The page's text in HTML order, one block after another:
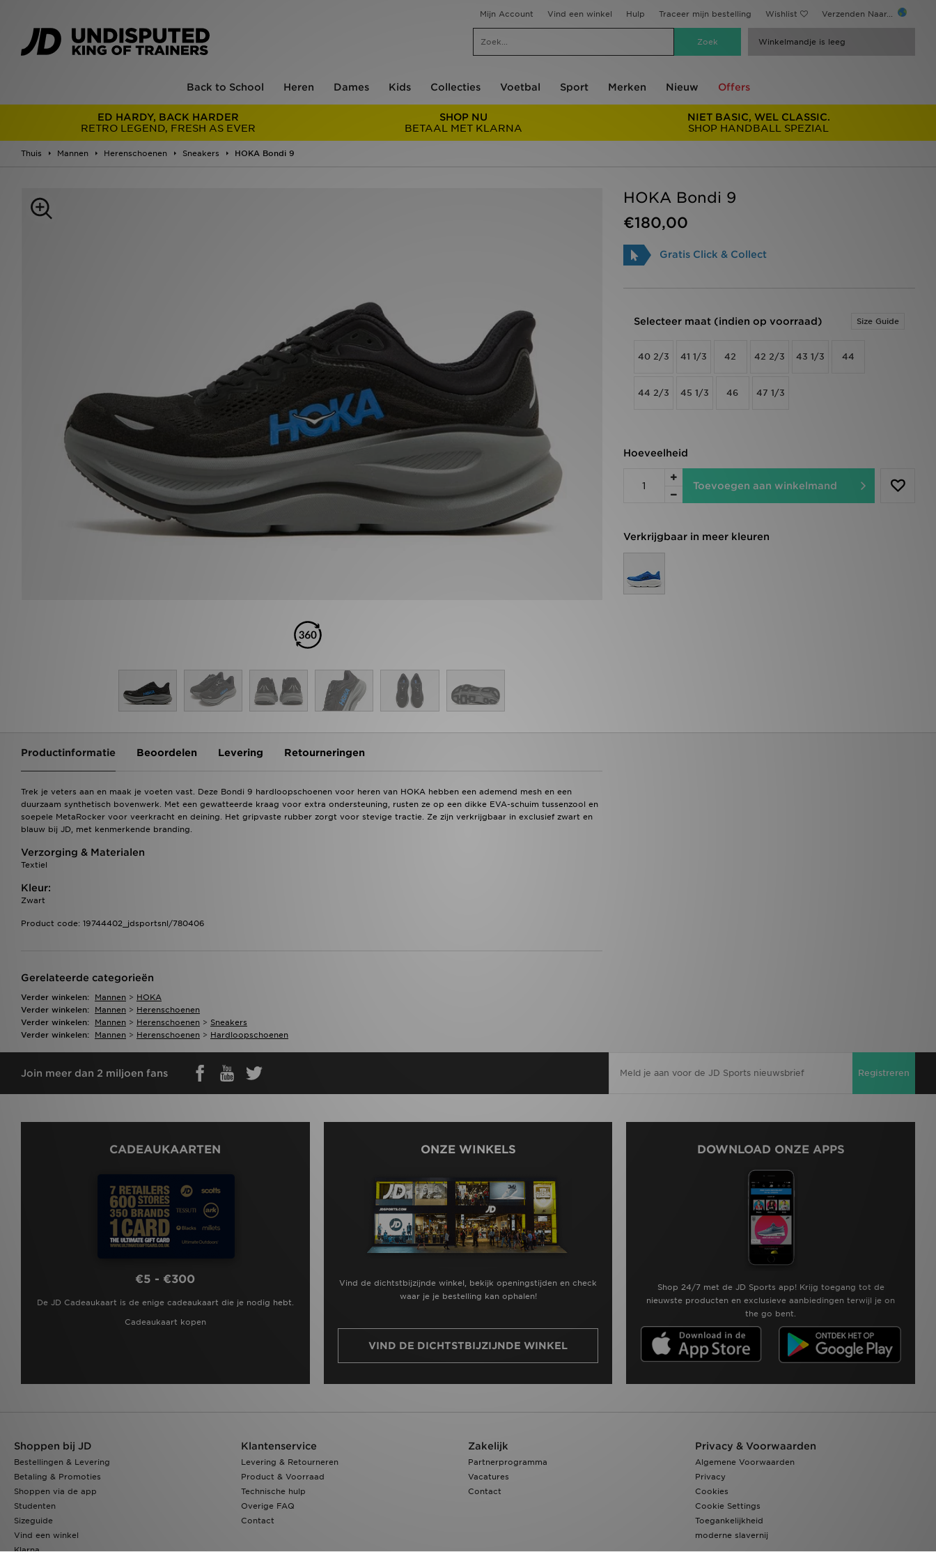
Mijn Account Vind een winkel Hulp Traceer mijn bestelling Wishlist Verzenden Naar...
Winkelmandje is leeg
Back to School Heren Dames Kids Collecties Voetbal Sport Merken Nieuw Offers
ED HARDY, BACK HARDER
RETRO LEGEND, FRESH AS EVER
SHOP NU
BETAAL MET KLARNA
NIET BASIC, WEL CLASSIC.
SHOP HANDBALL SPEZIAL
Thuis Mannen Herenschoenen Sneakers HOKA Bondi 9
HOKA Bondi 9
€180,00
Gratis Click & Collect
Selecteer maat (indien op voorraad) Size Guide
40 2/3 41 1/3 42 42 2/3 43 1/3 44
44 2/3 45 1/3 46 47 1/3
Hoeveelheid
Toevoegen aan winkelmand
Verkrijgbaar in meer kleuren
Productinformatie Beoordelen Levering Retourneringen
Trek je veters aan en maak je voeten vast. Deze Bondi 9 hardloopschoenen voor heren van HOKA hebben een ademend mesh en een
duurzaam synthetisch bovenwerk. Met een gewatteerde kraag voor extra ondersteuning, rusten ze op een dikke EVA-schuim tussenzool en
soepele MetaRocker voor veerkracht en deining. Het gripvaste rubber zorgt voor stevige tractie. Ze zijn verkrijgbaar in exclusief zwart en
blauw bij JD, met kenmerkende branding.
Verzorging & Materialen
Textiel
Kleur:
Zwart
Product code: 19744402_jdsportsnl/780406
Gerelateerde categorieën
Verder winkelen: Mannen > HOKA
Verder winkelen:
Mannen > Herenschoenen
Verder winkelen:
Mannen > Herenschoenen > Sneakers
Verder winkelen:
Mannen > Herenschoenen > Hardloopschoenen
Join meer dan 2 miljoen fans Registreren
CADEAUKAARTEN
€5 - €300
De JD Cadeaukaart is de enige cadeaukaart die je nodig hebt.
Cadeaukaart kopen
ONZE WINKELS
Vind de dichtstbijzijnde winkel, bekijk openingstijden en check
waar je je bestelling kan ophalen!
VIND DE DICHTSTBIJZIJNDE WINKEL
DOWNLOAD ONZE APPS
Shop 24/7 met de JD Sports app! Krijg toegang tot de
nieuwste producten en exclusieve aanbiedingen terwijl je on
the go bent.
Shoppen bij JD
Bestellingen & Levering
Betaling & Promoties
Shoppen via de app
Studenten
Sizeguide
Vind een winkel
Klarna
Klantenservice
Levering & Retourneren
Product & Voorraad
Technische hulp
Overige FAQ
Contact
Zakelijk
Partnerprogramma
Vacatures
Contact
Privacy & Voorwaarden
Algemene Voorwaarden
Privacy
Cookies
Cookie Settings
Toegankelijkheid
moderne slavernij